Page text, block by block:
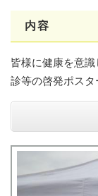
内容
皆様に健康を意
診等の啓発ポスタ